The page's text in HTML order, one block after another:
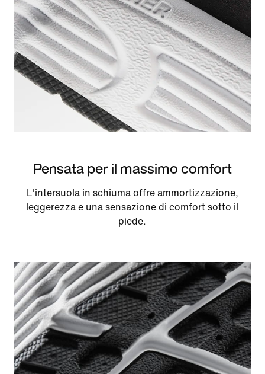
Pensata per il massimo comfort
L'intersuola in schiuma offre ammortizzazione,
leggerezza e una sensazione di comfort sotto il
piede.